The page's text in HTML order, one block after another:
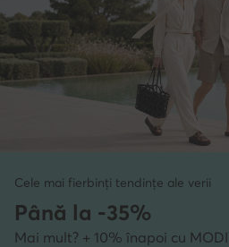
Cele mai fierbinți tendințe ale verii
Până la -35%
Mai mult? + 10% înapoi cu